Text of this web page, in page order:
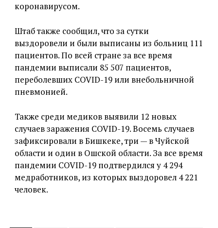
коронавирусом.
Штаб также сообщил, что за сутки
выздоровели и были выписаны из больниц 111
пациентов. По всей стране за все время
пандемии выписали 85 507 пациентов,
переболевших COVID-19 или внебольничной
пневмонией.
Также среди медиков выявили 12 новых
случаев заражения COVID-19. Восемь случаев
зафиксировали в Бишкеке, три — в Чуйской
области и один в Ошской области. За все время
пандемии COVID-19 подтвердился у 4 294
медработников, из которых выздоровел 4 221
человек.